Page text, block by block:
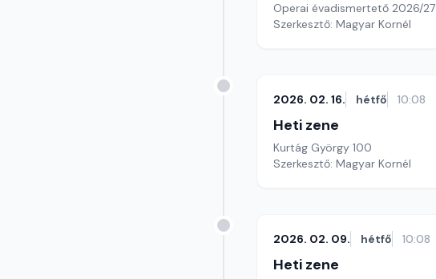
Operai évadismertető 2026/27
Szerkesztő: Magyar Kornél
2026. 02. 16. hétfő 10:08
Heti zene
Kurtág György 100
Szerkesztő: Magyar Kornél
2026. 02. 09. hétfő 10:08
Heti zene